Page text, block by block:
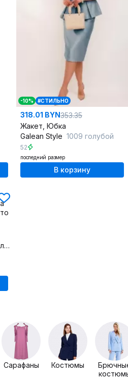
-10% #СТИЛЬНО
318.01 BYN353.35
Жакет, Юбка
Galean Style 1009 голубой
52
последний размер
В корзину
Голубой жакет и юбка из хлопка для делового образа
Сарафаны Костюмы